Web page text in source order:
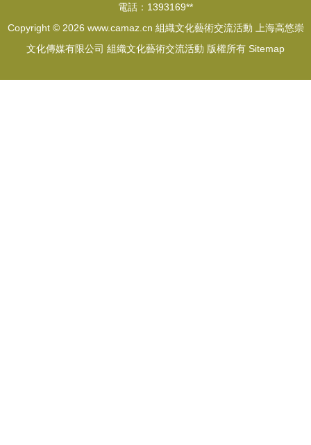
電話：1393169**
Copyright © 2026 www.camaz.cn 組織文化藝術交流活動
上海高悠崇
文化傳媒有限公司 組織文化藝術交流活動 版權所有 Sitemap